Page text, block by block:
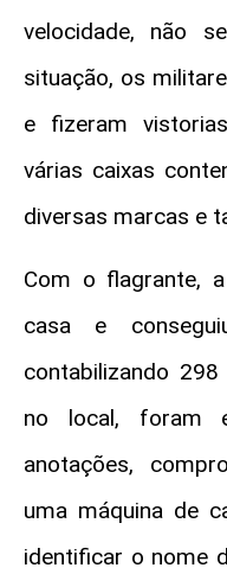
velocidade, não
situação, os
e fizeram
várias caixas
diversas marcas e
Com o flagrante,
casa e
contabilizando
no local, foram
anotações,
uma máquina de
identificar o nome